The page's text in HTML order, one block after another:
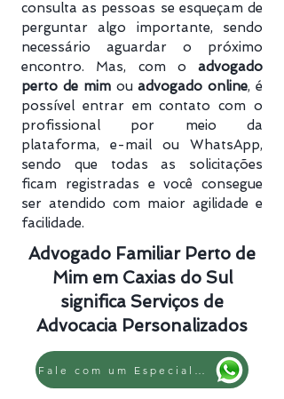
consulta as pessoas se esqueçam de
perguntar algo importante, sendo
necessário aguardar o próximo
encontro. Mas, com o advogado
perto de mim ouadvogado online, é
possível entrar em contato com o
profissional por meio da
plataforma, e-mail ou WhatsApp,
sendo que todas as solicitações
ficam registradas e você consegue
ser atendido com maior agilidade e
facilidade.
Advogado Familiar Perto de
Mim em Caxias do Sul
significa Serviços de
Advocacia Personalizados